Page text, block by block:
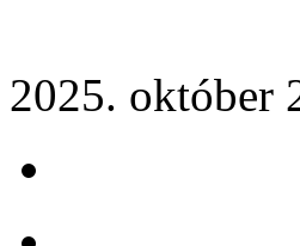
2025. október